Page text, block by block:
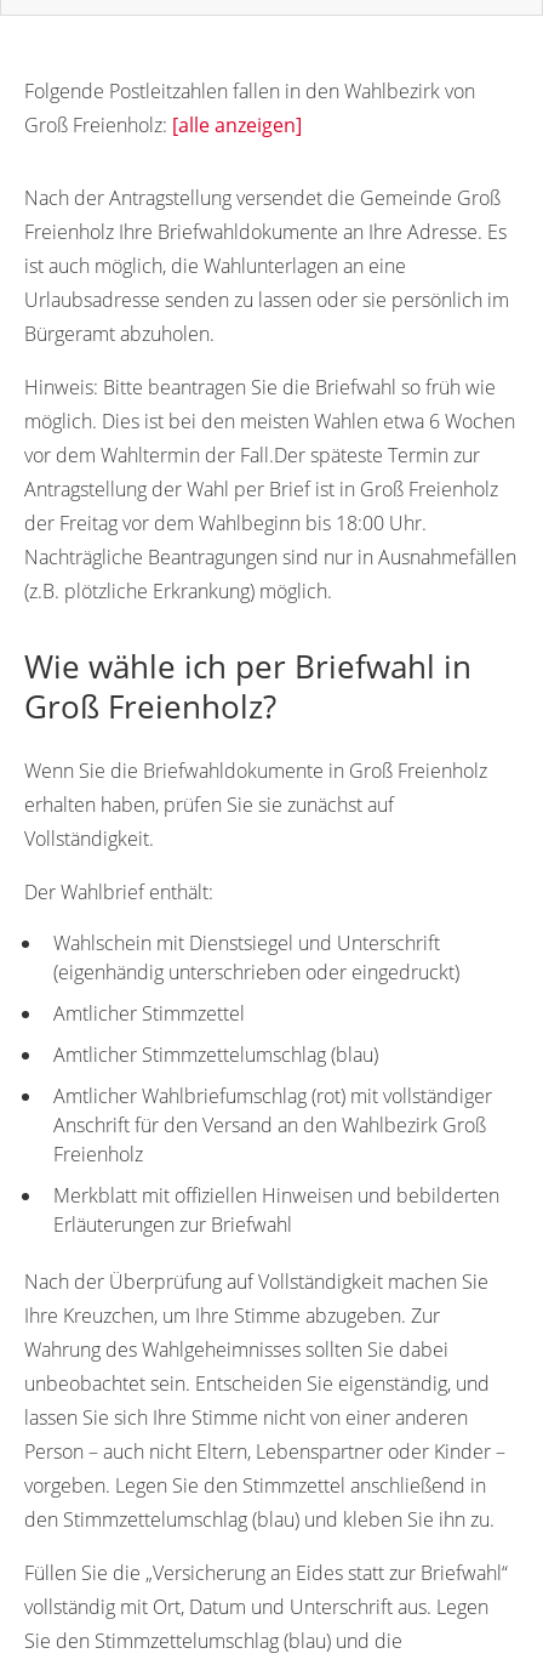
Folgende Postleitzahlen fallen in den Wahlbezirk von
Groß Freienholz: [alle anzeigen]
Nach der Antragstellung versendet die Gemeinde Groß
Freienholz Ihre Briefwahldokumente an Ihre Adresse. Es
ist auch möglich, die Wahlunterlagen an eine
Urlaubsadresse senden zu lassen oder sie persönlich im
Bürgeramt abzuholen.
Hinweis: Bitte beantragen Sie die Briefwahl so früh wie
möglich. Dies ist bei den meisten Wahlen etwa 6 Wochen
vor dem Wahltermin der Fall.Der späteste Termin zur
Antragstellung der Wahl per Brief ist in Groß Freienholz
der Freitag vor dem Wahlbeginn bis 18:00 Uhr.
Nachträgliche Beantragungen sind nur in Ausnahmefällen
(z.B. plötzliche Erkrankung) möglich.
Wie wähle ich per Briefwahl in
Groß Freienholz?
Wenn Sie die Briefwahldokumente in Groß Freienholz
erhalten haben, prüfen Sie sie zunächst auf
Vollständigkeit.
Der Wahlbrief enthält:
Wahlschein mit Dienstsiegel und Unterschrift
(eigenhändig unterschrieben oder eingedruckt)
Amtlicher Stimmzettel
Amtlicher Stimmzettelumschlag (blau)
Amtlicher Wahlbriefumschlag (rot) mit vollständiger
Anschrift für den Versand an den Wahlbezirk Groß
Freienholz
Merkblatt mit offiziellen Hinweisen und bebilderten
Erläuterungen zur Briefwahl
Nach der Überprüfung auf Vollständigkeit machen Sie
Ihre Kreuzchen, um Ihre Stimme abzugeben. Zur
Wahrung des Wahlgeheimnisses sollten Sie dabei
unbeobachtet sein. Entscheiden Sie eigenständig, und
lassen Sie sich Ihre Stimme nicht von einer anderen
Person – auch nicht Eltern, Lebenspartner oder Kinder –
vorgeben. Legen Sie den Stimmzettel anschließend in
den Stimmzettelumschlag (blau) und kleben Sie ihn zu.
Füllen Sie die „Versicherung an Eides statt zur Briefwahl“
vollständig mit Ort, Datum und Unterschrift aus. Legen
Sie den Stimmzettelumschlag (blau) und die